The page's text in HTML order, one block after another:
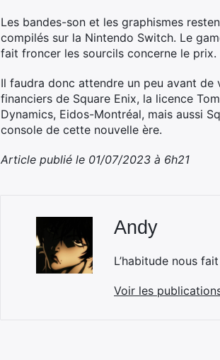
Les bandes-son et les graphismes
compilés sur la Nintendo Switch. Le
fait froncer les sourcils concerne le
Il faudra donc attendre un peu avant
financiers de Square Enix, la licence
Dynamics, Eidos-Montréal, mais aussi
console de cette nouvelle ère.
Article publié le 01/07/2023 à 6h21
Andy
L’habitude nous
Voir les